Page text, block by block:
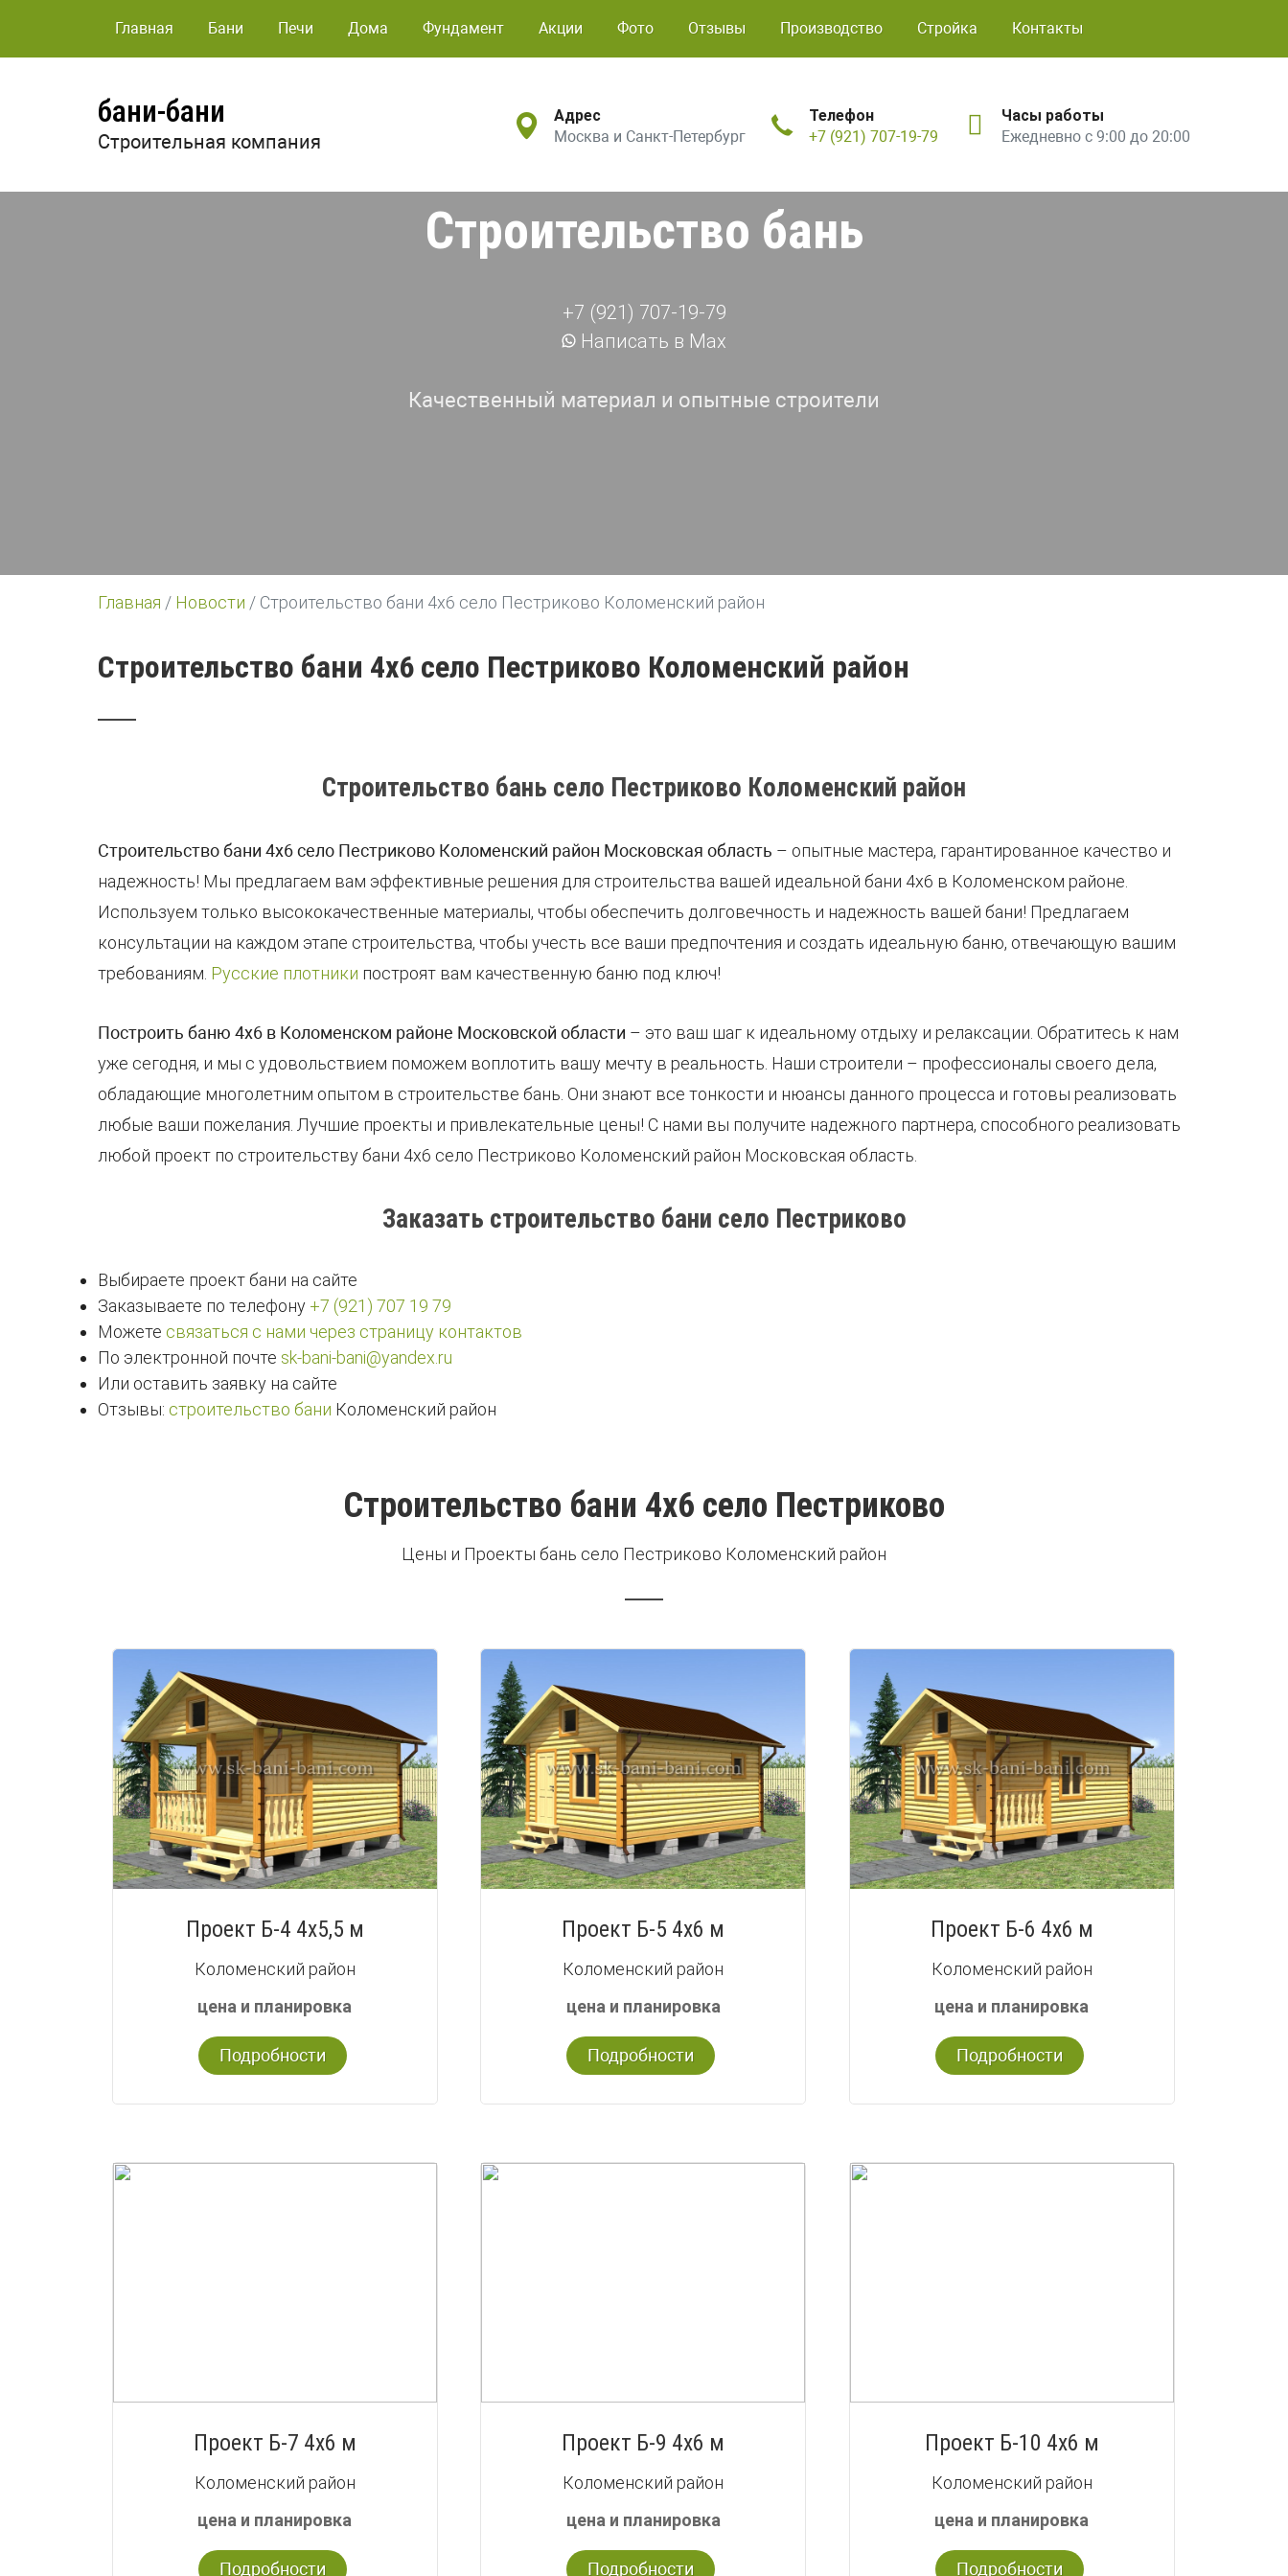
Главная Бани Печи Дома Фундамент Акции Фото Отзывы Производство Стройка Контакты
бани-бани
Строительная компания
Адрес
Москва и Санкт-Петербург
Телефон
+7 (921) 707-19-79
Часы работы
Ежедневно с 9:00 до 20:00
Строительство бань
+7 (921) 707-19-79
Написать в Max
Качественный материал и опытные строители
Главная / Новости / Строительство бани 4х6 село Пестриково Коломенский район
Строительство бани 4х6 село Пестриково Коломенский район
Строительство бань село Пестриково Коломенский район
Строительство бани 4х6село Пестриково Коломенский район Московская область – опытные мастера, гарантированное качество и
надежность! Мы предлагаем вам эффективные решения для строительства вашей идеальной бани 4х6 в Коломенском районе.
Используем только высококачественные материалы, чтобы обеспечить долговечность и надежность вашей бани! Предлагаем
консультации на каждом этапе строительства, чтобы учесть все ваши предпочтения и создать идеальную баню, отвечающую вашим
требованиям. Русские плотники построят вам качественную баню под ключ!
Построить баню 4х6 в Коломенском районе Московской области – это ваш шаг к идеальному отдыху и релаксации. Обратитесь к нам
уже сегодня, и мы с удовольствием поможем воплотить вашу мечту в реальность. Наши строители – профессионалы своего дела,
обладающие многолетним опытом в строительстве бань. Они знают все тонкости и нюансы данного процесса и готовы реализовать
любые ваши пожелания. Лучшие проекты и привлекательные цены! С нами вы получите надежного партнера, способного реализовать
любой проект по строительству бани 4х6 село Пестриково Коломенский район Московская область.
Заказать строительство бани село Пестриково
Выбираете проект бани на сайте
Заказываете по телефону +7 (921) 707 19 79
Можете связаться с нами через страницу контактов
По электронной почте sk-bani-bani@yandex.ru
Или оставить заявку на сайте
Отзывы: строительство бани Коломенский район
Строительство бани 4х6 село Пестриково
Цены и Проекты бань село Пестриково Коломенский район
Проект Б-4 4х5,5 м
Коломенский район
цена и планировка
Подробности
Проект Б-5 4х6 м
Коломенский район
цена и планировка
Подробности
Проект Б-6 4х6 м
Коломенский район
цена и планировка
Подробности
Проект Б-7 4х6 м
Коломенский район
цена и планировка
Подробности
Проект Б-9 4х6 м
Коломенский район
цена и планировка
Подробности
Проект Б-10 4х6 м
Коломенский район
цена и планировка
Подробности